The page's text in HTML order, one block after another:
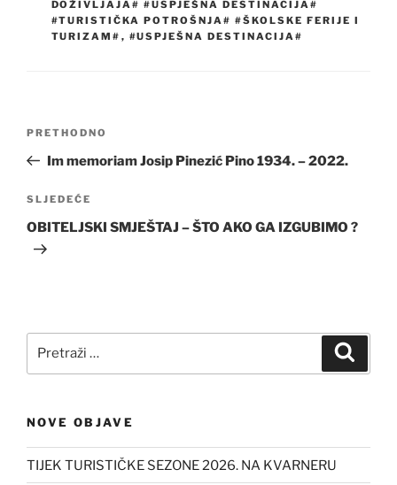
DOŽIVLJAJA# #USPJEŠNA DESTINACIJA#
#TURISTIČKA POTROŠNJA# #ŠKOLSKE FERIJE I
TURIZAM# , #USPJEŠNA DESTINACIJA#
Prethodna
objava
PRETHODNO
Im memoriam Josip Pinezić Pino 1934. – 2022.
Sljedeća
objava
SLJEDEĆE
OBITELJSKI SMJEŠTAJ – ŠTO AKO GA IZGUBIMO ?
NOVE OBJAVE
TIJEK TURISTIČKE SEZONE 2026. NA KVARNERU